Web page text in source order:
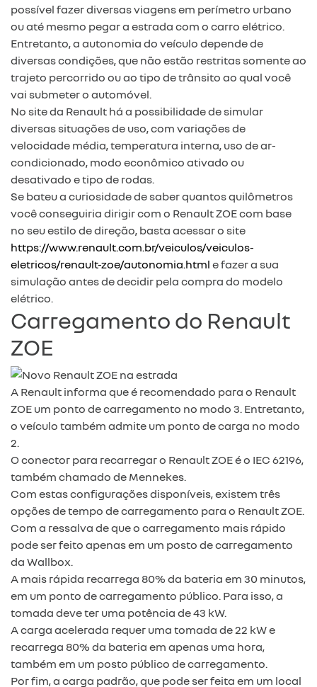
possível fazer diversas viagens em perímetro urbano
ou até mesmo pegar a estrada com o carro elétrico.
Entretanto, a autonomia do veículo depende de
diversas condições, que não estão restritas somente ao
trajeto percorrido ou ao tipo de trânsito ao qual você
vai submeter o automóvel.
No site da Renault há a possibilidade de simular
diversas situações de uso, com variações de
velocidade média, temperatura interna, uso de ar-
condicionado, modo econômico ativado ou
desativado e tipo de rodas.
Se bateu a curiosidade de saber quantos quilômetros
você conseguiria dirigir com o Renault ZOE com base
no seu estilo de direção, basta acessar o site
https://www.renault.com.br/veiculos/veiculos-
eletricos/renault-zoe/autonomia.html e fazer a sua
simulação antes de decidir pela compra do modelo
elétrico.
Carregamento do Renault
ZOE
A Renault informa que é recomendado para o Renault
ZOE um ponto de carregamento no modo 3. Entretanto,
o veículo também admite um ponto de carga no modo
2.
O conector para recarregar o Renault ZOE é o IEC 62196,
também chamado de Mennekes.
Com estas configurações disponíveis, existem três
opções de tempo de carregamento para o Renault ZOE.
Com a ressalva de que o carregamento mais rápido
pode ser feito apenas em um posto de carregamento
da Wallbox.
A mais rápida recarrega 80% da bateria em 30 minutos,
em um ponto de carregamento público. Para isso, a
tomada deve ter uma potência de 43 kW.
A carga acelerada requer uma tomada de 22 kW e
recarrega 80% da bateria em apenas uma hora,
também em um posto público de carregamento.
Por fim, a carga padrão, que pode ser feita em um local